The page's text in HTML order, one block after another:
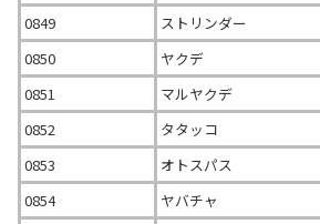
0849
ストリンダー
0850
ヤクデ
0851
マルヤクデ
0852
タタッコ
0853
オトスパス
0854
ヤバチャ